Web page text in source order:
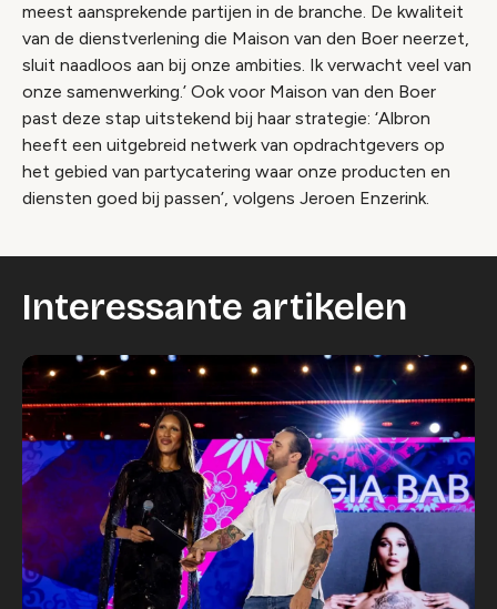
meest aansprekende partijen in de branche. De kwaliteit
van de dienstverlening die Maison van den Boer neerzet,
sluit naadloos aan bij onze ambities. Ik verwacht veel van
onze samenwerking.’ Ook voor Maison van den Boer
past deze stap uitstekend bij haar strategie: ‘Albron
heeft een uitgebreid netwerk van opdrachtgevers op
het gebied van partycatering waar onze producten en
diensten goed bij passen’, volgens Jeroen Enzerink.
Interessante artikelen